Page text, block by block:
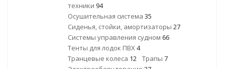
техники 94
Осушительная система 35
Сиденья, стойки, амортизаторы 27
Системы управления судном 66
Тенты для лодок ПВХ4
Транцевые колеса 12 Трапы 7